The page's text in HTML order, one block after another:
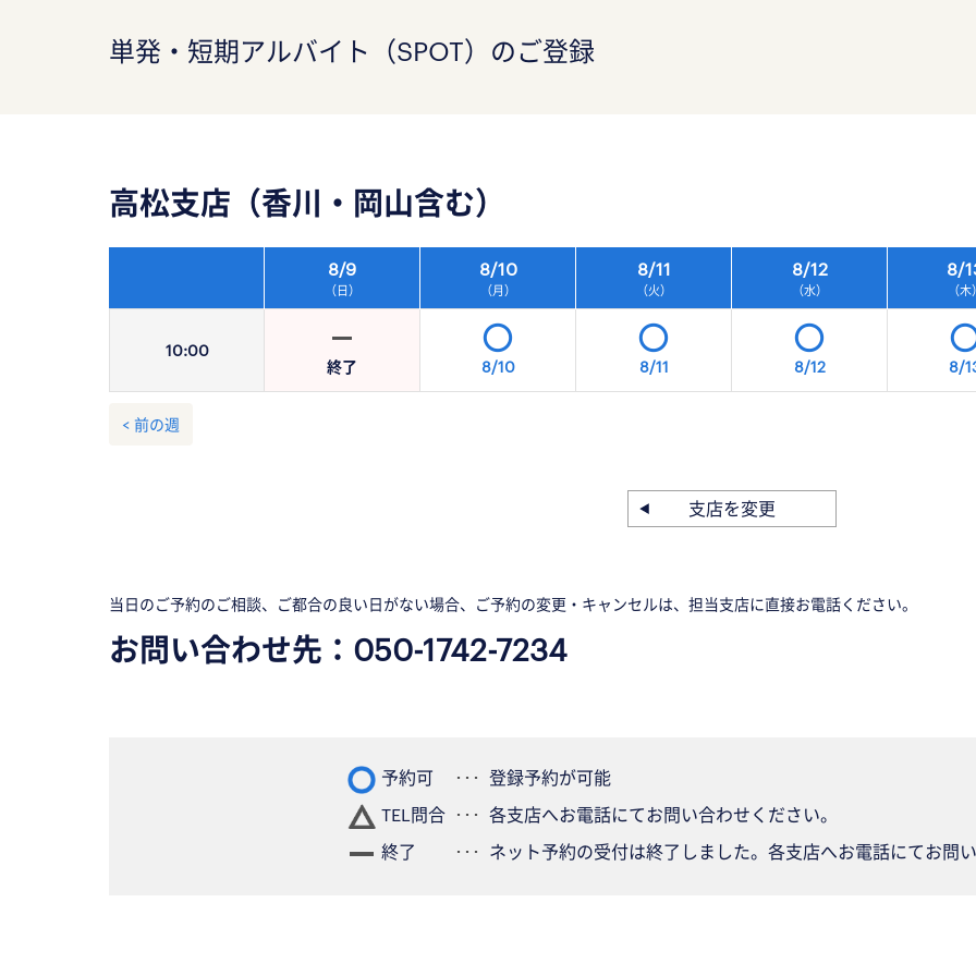
単発・短期アルバイト（SPOT）のご登録
高松支店（香川・岡山含む）
10:00
8/9
（日）
8/10
（月）
8/11
（火）
8/12
（水）
8/
（木）
終了 8/10 8/11 8/12 8/
< 前の週
支店を変更
当日のご予約のご相談、ご都合の良い日がない場合、ご予約の変更・キャンセルは、担当支店に直接お電話ください。
お問い合わせ先： 050-1742-7234
予約可
登録予約が可能
TEL問合
各支店へお電話にてお問い合わせください。
終了
ネット予約の受付は終了しました。各支店へお電話にてお問い